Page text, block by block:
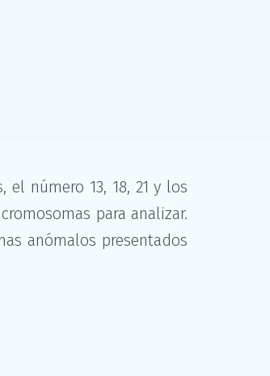
número 13, 18, 21 y los
para analizar.
anómalos presentados